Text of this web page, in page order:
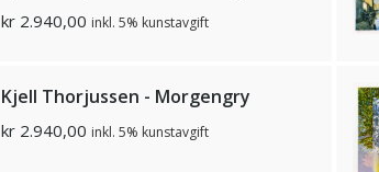
kr 2.940,00 inkl. 5% kunstavgift
Kjell Thorjussen - Morgengry
kr 2.940,00 inkl. 5% kunstavgift